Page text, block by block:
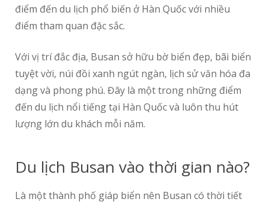
điểm đến du lịch phổ biến ở Hàn Quốc với nhiều
điểm tham quan đặc sắc.
Với vị trí đắc địa, Busan sở hữu bờ biển đẹp, bãi biển
tuyệt vời, núi đồi xanh ngút ngàn, lịch sử văn hóa đa
dạng và phong phú. Đây là một trong những điểm
đến du lịch nổi tiếng tại Hàn Quốc và luôn thu hút
lượng lớn du khách mỗi năm.
Du lịch Busan vào thời gian nào?
Là một thành phố giáp biển nên Busan có thời tiết